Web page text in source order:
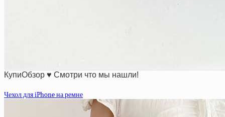
КупиОбзор ♥ Смотри что мы нашли!
Чехол для iPhone на ремне